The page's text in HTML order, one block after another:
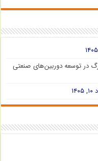
در توسعه دوربین‌های صنعتی